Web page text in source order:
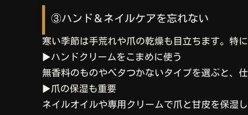
③ハンド＆ネイルケアを忘れない
寒い季節は手荒れや爪の乾燥も目立ちます。特
▶︎ハンドクリームをこまめに使う
無香料のものやベタつかないタイプを選ぶと、
▶︎爪の保湿も重要
ネイルオイルや専用クリームで爪と甘皮を保湿